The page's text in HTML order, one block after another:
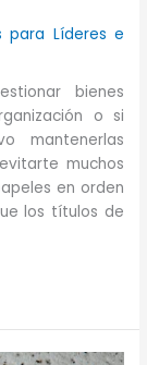
para Líderes e
bienes
o si
mantenerlas
muchos
en orden
los títulos de